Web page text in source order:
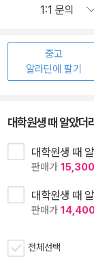
중고
알라딘에 팔기
대학원생 때 알았더
대학원생 때
판매가 15,300
대학원생 때
판매가
전체선택